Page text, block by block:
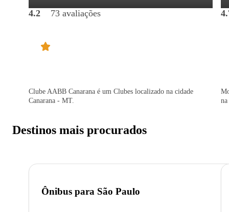
4.2 73 avaliações
Clube AABB Canarana é um Clubes localizado na cidade
Canarana - MT.
Destinos mais procurados
Ônibus para São Paulo